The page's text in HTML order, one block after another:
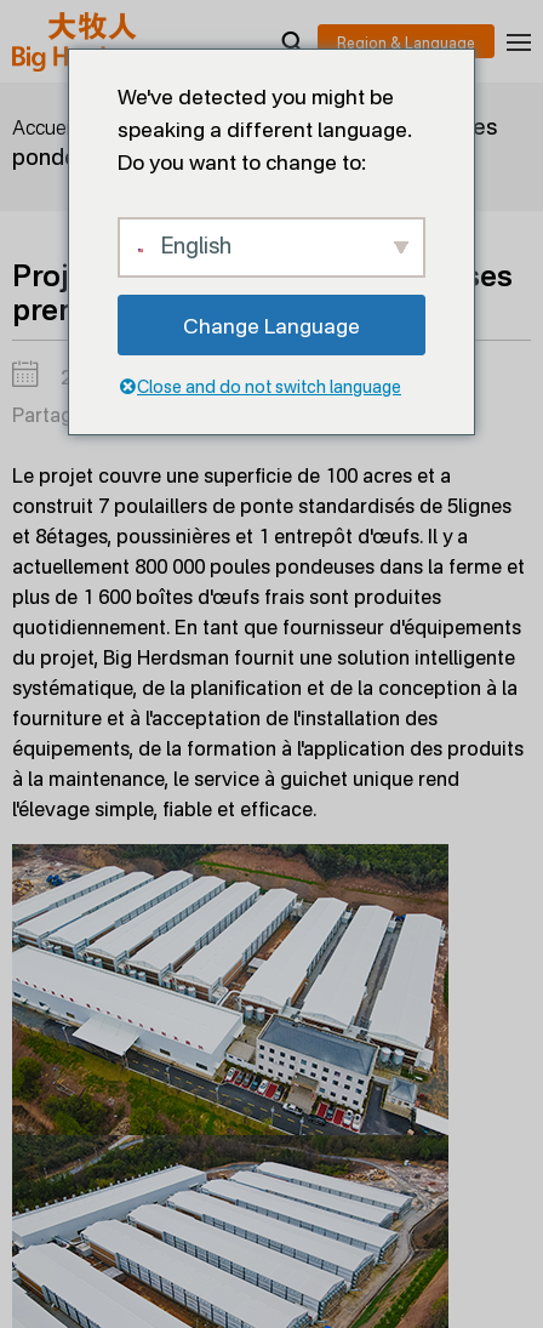
Accueil solutions >
Projet de 800 000 poules
pondeuses premium
Projet de 800 000 poules pondeuses
premium
2025-01-20
Partager sur :
Le projet couvre une superficie de 100 acres et a
construit 7 poulaillers de ponte standardisés de 5lignes
et 8étages, poussinières et 1 entrepôt d'œufs. Il y a
actuellement 800 000 poules pondeuses dans la ferme et
plus de 1 600 boîtes d'œufs frais sont produites
quotidiennement. En tant que fournisseur d'équipements
du projet, Big Herdsman fournit une solution intelligente
systématique, de la planification et de la conception à la
fourniture et à l'acceptation de l'installation des
équipements, de la formation à l'application des produits
à la maintenance, le service à guichet unique rend
l'élevage simple, fiable et efficace.
We've detected you might be
speaking a different language.
Do you want to change to:
English
Change Language
Close and do not switch language